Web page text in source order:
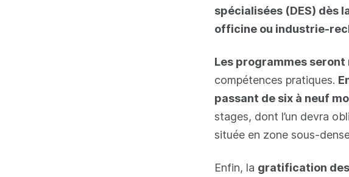
spécialisées (DES) dès
officine ou industrie-
Les programmes seront
compétences pratiques.
passant de six à neuf
stages, dont l’un devra
située en zone sous-
Enfin, la gratification